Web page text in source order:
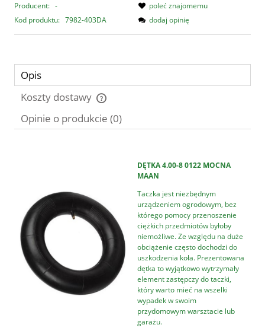
Producent: -
Kod produktu: 7982-403DA
poleć znajomemu
dodaj opinię
Opis
Koszty dostawy
Cena nie zawiera ewentualnych kosztów płatności
Opinie o produkcie (0)
DĘTKA 4.00-8 0122 MOCNA
MAAN
Taczka jest niezbędnym
urządzeniem ogrodowym, bez
którego pomocy przenoszenie
ciężkich przedmiotów byłoby
niemożliwe. Ze względu na duże
obciążenie często dochodzi do
uszkodzenia koła. Prezentowana
dętka to wyjątkowo wytrzymały
element zastępczy do taczki,
który warto mieć na wszelki
wypadek w swoim
przydomowym warsztacie lub
garażu.